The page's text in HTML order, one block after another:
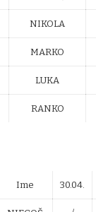
NIKOLA
MARKO
LUKA
RANKO
Ime 30.04.